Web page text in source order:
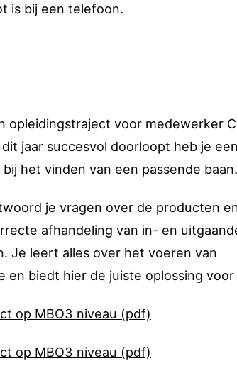
is bij een telefoon.
opleidingstraject voor medewerker
jaar succesvol doorloopt heb je
het vinden van een passende baan.
je vragen over de producten
afhandeling van in- en
Je leert alles over het voeren van
biedt hier de juiste oplossing voor
op MBO3 niveau (pdf)
op MBO3 niveau (pdf)